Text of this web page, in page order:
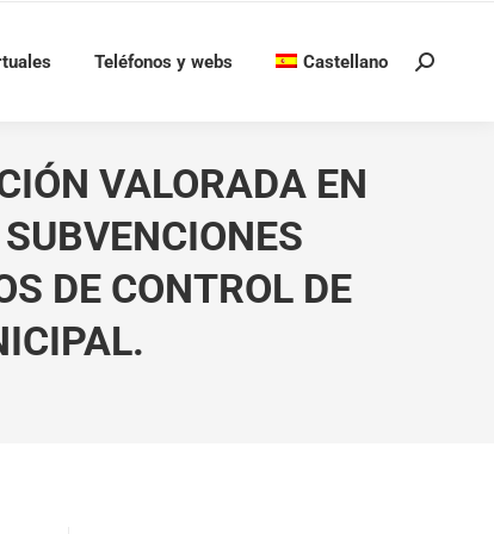
Teléfonos y webs Castellano Buscar:
VALORADA EN
DE CONTROL DE